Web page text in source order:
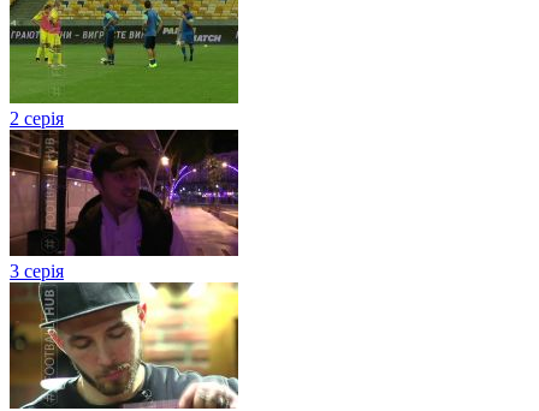
2 серія
3 серія